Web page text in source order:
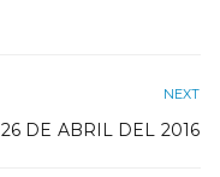
NEXT
26 DE ABRIL DEL 2016